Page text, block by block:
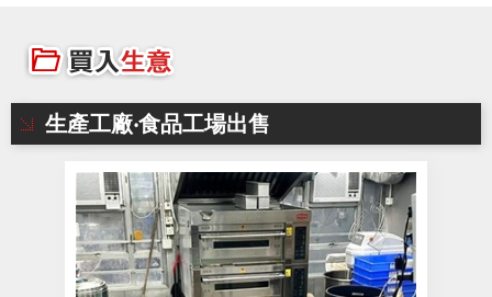
生產工廠‧食品工場出售